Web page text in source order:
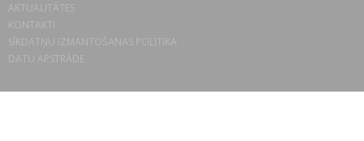
AKTUALITĀTES
KONTAKTI
SĪKDATŅU IZMANTOŠANAS POLITIKA
DATU APSTRĀDE